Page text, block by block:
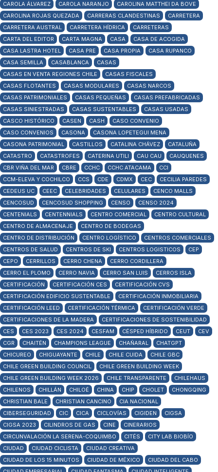
CAROLA ÁLVAREZ
CAROLA NARANJO
CAROLINA MATTHEI DA BOVE
CAROLINA ROJAS QUEZADA
CARRERAS CLANDESTINAS
CARRETERA
CARRETERA AUSTRAL
CARRETERA HÍDRICA
CARRETERAS
CARTA DEL EDITOR
CARTA MAGNA CASA
CASA DE ACOGIDA
CASA LASTRA HOTEL
CASA PRE CASA PROPIA
CASA RUPANCO
CASA SEMILLA
CASABLANCA
CASAS
CASAS EN VENTA REGIONES CHILE
CASAS FISCALES
CASAS FLOTANTES
CASAS MODULARES
CASAS NARCOS
CASAS PATRIMONIALES
CASAS PEQUEÑAS
CASAS PREFABRICADAS
CASAS SINIESTRADAS
CASAS SUSTENTABLES
CASAS USADAS
CASCO HISTÓRICO
CASEN CASH
CASO CONVENIO
CASO CONVENIOS
CASONA
CASONA LOPETEGUI MENA
CASONA PATRIMONIAL
CASTILLOS CATALINA CHÁVEZ
CATALUÑA
CATASTRO
CATASTROFES CATERINA UTILI CAU CAU
CAUQUENES
CBR VIÑA DEL MAR
CBRE CCHC CCHC ATACAMA
CCI
CCM-ELEVA Y COCHILCO
CCS CDE CDMX CEC
CECILIA PAREDES
CEDEUS UC
CEEC CELEBRIDADES CELULARES
CENCO MALLS
CENCOSUD
CENCOSUD SHOPPING CENSO
CENSO 2024
CENTENIALS
CENTENNIALS CENTRO COMERCIAL
CENTRO CULTURAL
CENTRO DE ALMACENAJE
CENTRO DE BODEGAS
CENTRO DE DISTRIBUCIÓN
CENTRO LOGÍSTICO
CENTROS COMERCIALES
CENTROS DE SALUD
CENTROS DE SKI CENTROS LOGISTICOS
CEP
CEPO
CERRILLOS CERRO CHENA
CERRO CORDILLERA
CERRO EL PLOMO
CERRO NAVIA CERRO SAN LUIS
CERROS ISLA
CERTIFICACIÓN
CERTIFICACIÓN CES
CERTIFICACIÓN CVS
CERTIFICACIÓN EDIFICIO SUSTENTABLE
CERTIFICACIÓN INMOBILIARIA
CERTIFICACIÓN LEED
CERTIFICACIÓN TÉRMICA
CERTIFICACIÓN VERDE
CERTIFICACIONES DE LA MADERA
CERTIFICACIONES DE SOSTENIBILIDAD
CES
CES 2023 CES 2024 CESFAM CÉSPED HÍBRIDO CEUT
CEV
CGR
CHAITÉN CHAMPIONS LEAGUE CHAÑARAL
CHATGPT
CHICUREO
CHIGUAYANTE CHILE CHILE CUIDA
CHILE GBC
CHILE GREEN BUILDING COUNCIL
CHILE GREEN BUILDING WEEK
CHILE GREEN BUILDING WEEK 2026
CHILE TRANSPARENTE
CHILEHAUS
CHILENOS
CHILLÁN CHILOÉ CHINA CHIP CHOLET
CHONGQING
CHRISTIAN BALE
CHRISTIAN CANCINO
CIA NACIONAL
CIBERSEGURIDAD
CIC CICA CICLOVÍAS CIGIDEN
CIGSA
CIGSA 2023
CILINDROS DE GAS CINE
CINERARIOS
CIRCUNVALACIÓN LA SERENA-COQUIMBO
CITÉS
CITY LAB BIOBÍO
CIUDAD
CIUDAD CICLISTA
CIUDAD CREATIVA
CIUDAD DE LOS 15 MINUTOS
CIUDAD DE MÉXICO
CIUDAD DEL CABO